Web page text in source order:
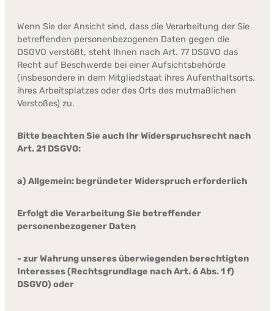
Wenn Sie der Ansicht sind, dass die Verarbeitung der Sie
betreffenden personenbezogenen Daten gegen die
DSGVO verstößt, steht Ihnen nach Art. 77 DSGVO das
Recht auf Beschwerde bei einer Aufsichtsbehörde
(insbesondere in dem Mitgliedstaat ihres Aufenthaltsorts,
ihres Arbeitsplatzes oder des Orts des mutmaßlichen
Verstoßes) zu.
Bitte beachten Sie auch Ihr Widerspruchsrecht nach
Art. 21 DSGVO:
a) Allgemein: begründeter Widerspruch erforderlich
Erfolgt die Verarbeitung Sie betreffender
personenbezogener Daten
- zur Wahrung unseres überwiegenden berechtigten
Interesses (Rechtsgrundlage nach Art. 6 Abs. 1 f)
DSGVO) oder